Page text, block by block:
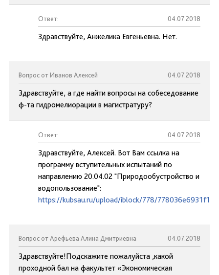
Ответ: 04.07.2018
Здравствуйте, Анжелика Евгеньевна. Нет.
Вопрос от Иванов Алексей 04.07.2018
Здравствуйте, а где найти вопросы на собеседование
ф-та гидромелиорации в магистратуру?
Ответ: 04.07.2018
Здравствуйте, Алексей. Вот Вам ссылка на
программу вступительных испытаний по
направлению 20.04.02 "Природообустройство и
водопользование":
https://kubsau.ru/upload/iblock/778/
Вопрос от Арефьева Алина Дмитриевна 04.07.2018
Здравствуйте!Подскажите пожалуйста ,какой
проходной бал на факультет «Экономическая